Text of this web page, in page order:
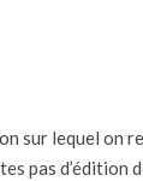
sur lequel on
pas d’édition